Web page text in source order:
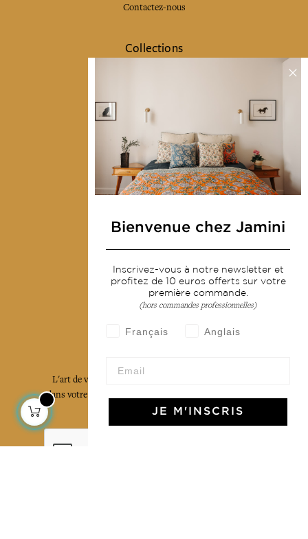
Contactez-nous
Collections
Sacs & pochettes
Mode
Services
CGV
Devenir revendeur
Notre communauté
L'art de vivre JAMINI raconté avec poésie et élégance
dans votre boîte mail. Inscrivez vous à notre newsletter
et rentrez dans l'univers Jamini.
Bienvenue chez Jamini
Inscrivez-vous à notre newsletter et
profitez de 10 euros offerts sur votre
première commande.
(hors commandes professionnelles)
Français Anglais
JE M'INSCRIS